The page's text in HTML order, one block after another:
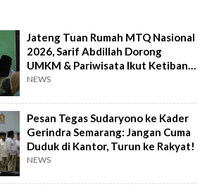
Jateng Tuan Rumah MTQ Nasional
2026, Sarif Abdillah Dorong
UMKM & Pariwisata Ikut Ketiban
Berkah
NEWS
Pesan Tegas Sudaryono ke Kader
Gerindra Semarang: Jangan Cuma
Duduk di Kantor, Turun ke Rakyat!
NEWS